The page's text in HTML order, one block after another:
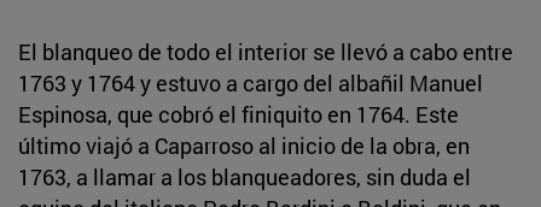
El blanqueo de todo el interior se llevó a cabo entre
1763 y 1764 y estuvo a cargo del albañil Manuel
Espinosa, que cobró el finiquito en 1764. Este
último viajó a Caparroso al inicio de la obra, en
1763, a llamar a los blanqueadores, sin duda el